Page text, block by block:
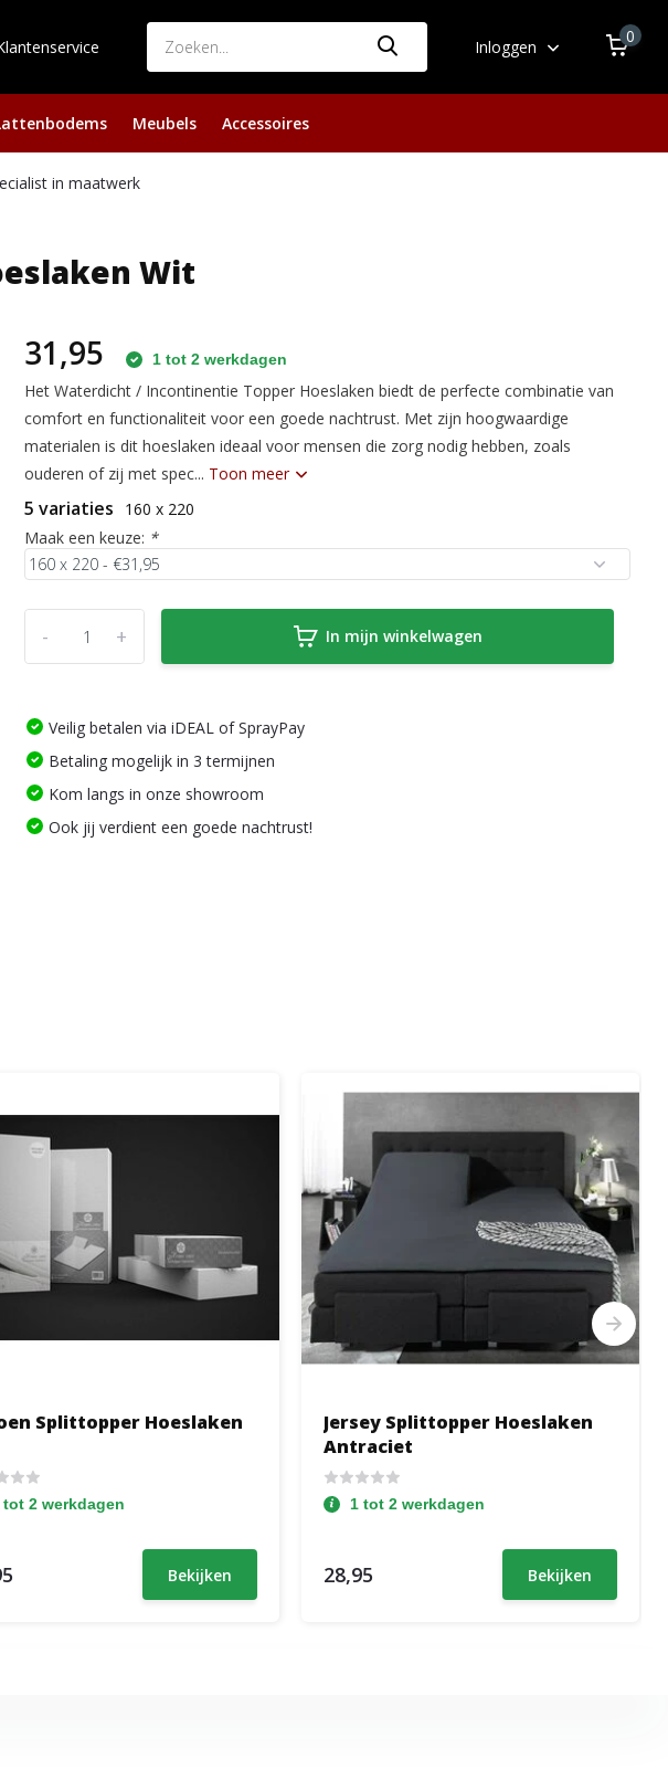
Inloggen
0
Meubels Accessoires
in maatwerk
Wit
31,95 1 tot 2 werkdagen
Het Waterdicht / Incontinentie Topper Hoeslaken biedt de perfecte combinatie van
comfort en functionaliteit voor een goede nachtrust. Met zijn hoogwaardige
materialen is dit hoeslaken ideaal voor mensen die zorg nodig hebben, zoals
ouderen of zij met spec... Toon meer
5 variaties
160 x 220
Maak een keuze: *
+
- In mijn winkelwagen
Veilig betalen via iDEAL of SprayPay
Betaling mogelijk in 3 termijnen
Kom langs in onze showroom
Ook jij verdient een goede nachtrust!
Splittopper Hoeslaken
tot 2 werkdagen
Bekijken
Jersey Splittopper Hoeslaken
Antraciet
1 tot 2 werkdagen
28,95 Bekijken